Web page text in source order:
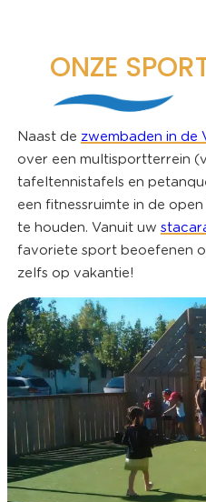
ONZE
Naast de zwembaden in de
over een multisportterrein
tafeltennistafels en
een fitnessruimte in de
te houden. Vanuit uw
favoriete sport beoefenen
zelfs op vakantie!